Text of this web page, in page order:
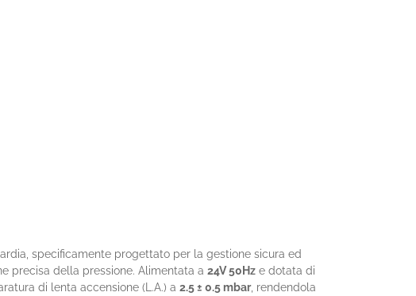
specificamente progettato per la gestione sicura ed
precisa della pressione. Alimentata a24V 50Hz e dotata di
di lenta accensione (L.A.) a2.5 ± 0.5 mbar, rendendola